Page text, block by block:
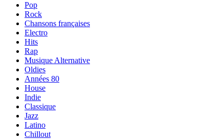
Pop
Rock
Chansons françaises
Electro
Hits
Rap
Musique Alternative
Oldies
Années 80
House
Indie
Classique
Jazz
Latino
Chillout